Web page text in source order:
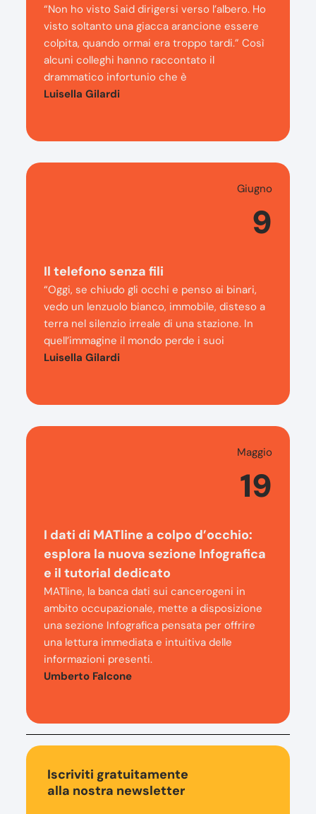
“Non ho visto Said dirigersi verso l’albero. Ho
visto soltanto una giacca arancione essere
colpita, quando ormai era troppo tardi.” Così
alcuni colleghi hanno raccontato il
drammatico infortunio che è
Luisella Gilardi
Giugno
9
Il telefono senza fili
“Oggi, se chiudo gli occhi e penso ai binari,
vedo un lenzuolo bianco, immobile, disteso a
terra nel silenzio irreale di una stazione. In
quell’immagine il mondo perde i suoi
Luisella Gilardi
Maggio
19
I dati di MATline a colpo d’occhio:
esplora la nuova sezione Infografica
e il tutorial dedicato
MATline, la banca dati sui cancerogeni in
ambito occupazionale, mette a disposizione
una sezione Infografica pensata per offrire
una lettura immediata e intuitiva delle
informazioni presenti.
Umberto Falcone
Iscriviti gratuitamente
alla nostra newsletter